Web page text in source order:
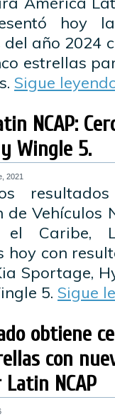
hoy
año 2024
estrellas
Sigue
NCAP:
Wingle 5.
2021
de Vehículos
Caribe,
hoy con
Sportage,
5. Sigue
obtiene
con
NCAP